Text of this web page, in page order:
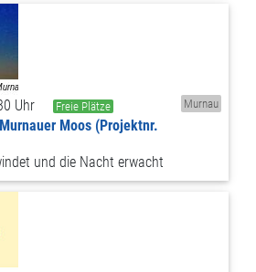
Uhr Freie Plätze Murnau
Moos (Projektnr.
und die Nacht erwacht